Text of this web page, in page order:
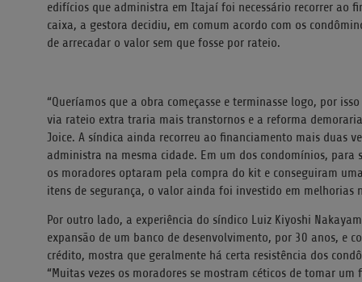
edifícios que administra em Itajaí foi necessário recorrer ao
caixa, a gestora decidiu, em comum acordo com os
de arrecadar o valor sem que fosse por rateio.
“Queríamos que a obra começasse e terminasse logo, por
via rateio extra traria mais transtornos e a reforma
Joice. A síndica ainda recorreu ao financiamento mais duas
administra na mesma cidade. Em um dos condomínios,
os moradores optaram pela compra do kit e conseguiram
itens de segurança, o valor ainda foi investido em melhorias
Por outro lado, a experiência do síndico Luiz Kiyoshi
expansão de um banco de desenvolvimento, por 30 anos, e
crédito, mostra que geralmente há certa resistência dos
“Muitas vezes os moradores se mostram céticos de tomar